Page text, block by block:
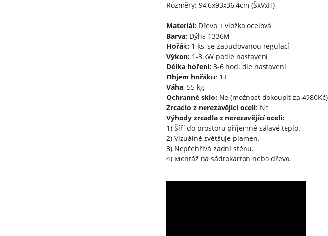
Rozměry: 94,6x93x36,4cm (ŠxVxH)
Materiál:Dřevo + vložka ocelová
Barva:Dýha 1336M
Hořák:1 ks, se zabudovanou regulací
Výkon:1-3 kW podle nastavení
Délka hoření:3-6 hod. dle nastavení
Objem hořáku:1 L
Váha:55 kg
Ochranné sklo:Ne (možnost dokoupit za 4980Kč)
Zrcadlo z nerezavějící oceli: Ne
Výhody zrcadla z nerezavějící oceli:
1) Šíří do prostoru příjemné sálavé teplo.
2) Vizuálně zvětšuje plamen.
3) Nepřehřívá zadní stěnu.
4) Montáž na sádrokarton nebo dřevo.